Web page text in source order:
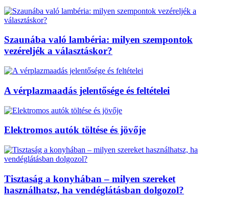
Szaunába való lambéria: milyen szempontok
vezéreljék a választáskor?
A vérplazmaadás jelentősége és feltételei
Elektromos autók töltése és jövője
Tisztaság a konyhában – milyen szereket
használhatsz, ha vendéglátásban dolgozol?